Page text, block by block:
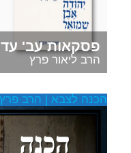
פסקאות עב'
הרב ליאור פרץ
הכנה לצבא | הרב פרץ